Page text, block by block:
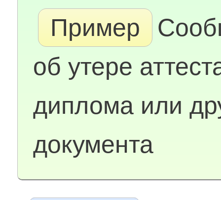
Пример
об утере
диплома или
документа